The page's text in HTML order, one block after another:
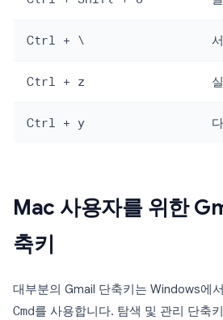
Ctrl + \
Ctrl + z
Ctrl + y
Mac 사용자를 위한
축키
대부분의 Gmail 단축키는 Windows에
Cmd를 사용합니다. 탐색 및 관리 단축